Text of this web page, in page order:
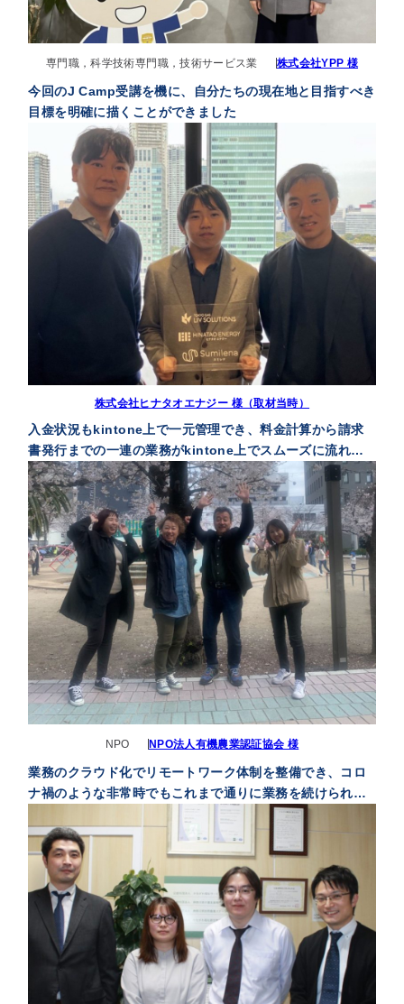
専門職，科学技術専門職，技術サービス業 株式会社YPP 様
今回のJ Camp受講を機に、自分たちの現在地と目指すべき
目標を明確に描くことができました
株式会社ヒナタオエナジー 様（取材当時）
入金状況もkintone上で一元管理でき、料金計算から請求
書発行までの一連の業務がkintone上でスムーズに流れる
ようになりました
NPO NPO法人有機農業認証協会 様
業務のクラウド化でリモートワーク体制を整備でき、コロ
ナ禍のような非常時でもこれまで通りに業務を続けられ